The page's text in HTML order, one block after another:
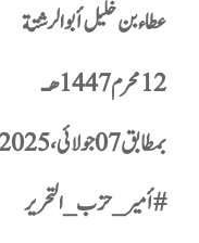
عطاء بن خليل أبو الرشتة
12محرم 1447ه ـ
بمطابق 07 جولائی، 2025ء
#أمير_حزب_التحرير